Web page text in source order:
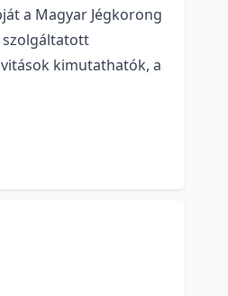
a Magyar Jégkorong
szolgáltatott
kimutathatók, a